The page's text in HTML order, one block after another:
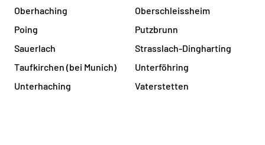
Oberhaching
Oberschleissheim
Poing
Putzbrunn
Sauerlach
Strasslach-Dingharting
Taufkirchen (bei Munich)
Unterföhring
Unterhaching
Vaterstetten